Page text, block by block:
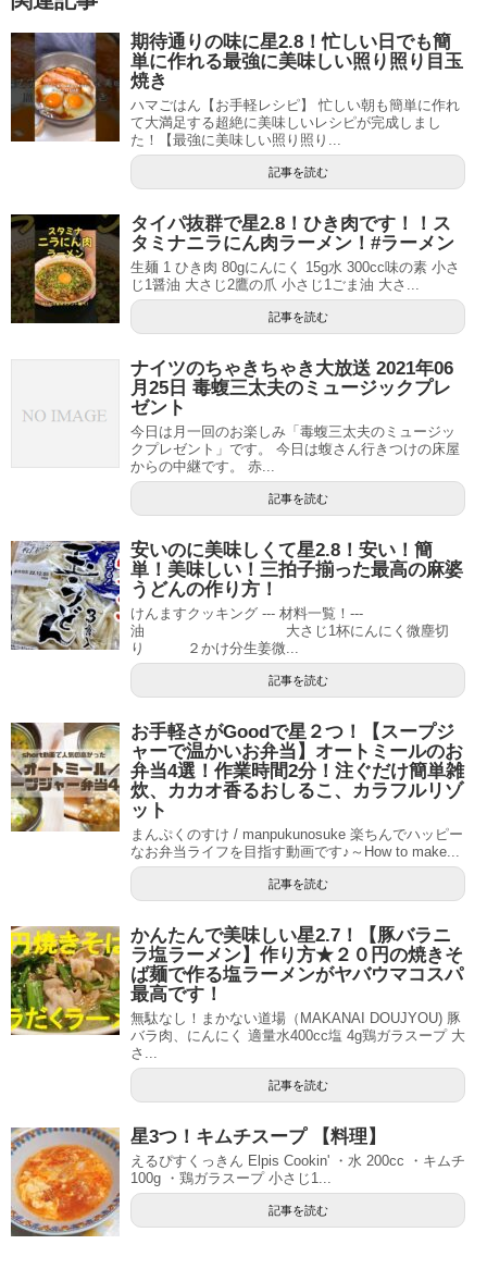
期待通りの味に星2.8！忙しい日でも簡
単に作れる最強に美味しい照り照り目玉
焼き
ハマごはん【お手軽レシピ】 忙しい朝も簡単に作れ
て大満足する超絶に美味しいレシピが完成しまし
た！【最強に美味しい照り照り...
記事を読む
タイパ抜群で星2.8！ひき肉です！！ス
タミナニラにん肉ラーメン！#ラーメン
生麺 1 ひき肉 80gにんにく 15g水 300cc味の素 小さ
じ1醤油 大さじ2鷹の爪 小さじ1ごま油 大さ...
記事を読む
ナイツのちゃきちゃき大放送 2021年06
月25日 毒蝮三太夫のミュージックプレ
ゼント
今日は月一回のお楽しみ「毒蝮三太夫のミュージッ
クプレゼント」です。 今日は蝮さん行きつけの床屋
からの中継です。 赤...
記事を読む
安いのに美味しくて星2.8！安い！簡
単！美味しい！三拍子揃った最高の麻婆
うどんの作り方！
けんますクッキング --- 材料一覧！---
油 大さじ1杯にんにく微塵切
り ２かけ分生姜微...
記事を読む
お手軽さがGoodで星２つ！【スープジ
ャーで温かいお弁当】オートミールのお
弁当4選！作業時間2分！注ぐだけ簡単雑
炊、カカオ香るおしるこ、カラフルリゾ
ット
まんぷくのすけ / manpukunosuke 楽ちんでハッピー
なお弁当ライフを目指す動画です♪～How to make...
記事を読む
かんたんで美味しい星2.7！【豚バラニ
ラ塩ラーメン】作り方★２０円の焼きそ
ば麺で作る塩ラーメンがヤバウマコスパ
最高です！
無駄なし！まかない道場（MAKANAI DOUJYOU) 豚
バラ肉、にんにく 適量水400cc塩 4g鶏ガラスープ 大
さ...
記事を読む
星3つ！キムチスープ 【料理】
えるぴすくっきん Elpis Cookin' ・水 200cc ・キムチ
100g ・鶏ガラスープ 小さじ1...
記事を読む